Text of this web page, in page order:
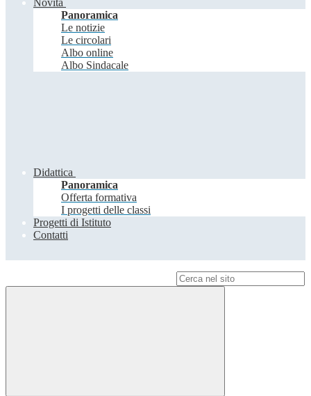
Novità
Panoramica
Le notizie
Le circolari
Albo online
Albo Sindacale
Didattica
Panoramica
Offerta formativa
I progetti delle classi
Progetti di Istituto
Contatti